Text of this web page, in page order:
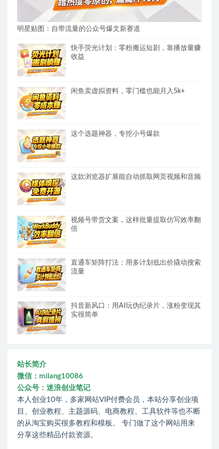
明星贴图：自带流量的公众号爆文新赛道
快手荧光计划：零粉搬运短剧，靠播放量赚
收益
闲鱼卖虚拟资料，零门槛也能月入5k+
这个选题神器，专挖小号爆款
这款浏览器扩展能自动抓取网页视频和音频
视频号带货文案，这样批量提取仿写效率翻
倍
直通车矩阵打法：用多计划低出价撬动搜索
流量
抖音新风口：用AI玩伪纪录片，涨粉变现其
实很简单
站长简介
微信：milang10086
公众号：迷浪创业笔记
本人创业10年，多家网站VIP付费会员，本站分享创业项
目、创业教程、主题源码、电商教程、工具软件等也不断
的从淘宝购买很多教程和模板。 专门做了这个网站用来
分享这些精品付款资源。